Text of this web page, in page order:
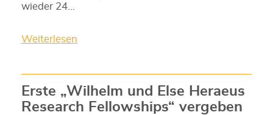
wieder 24…
Weiterlesen
Erste „Wilhelm und Else Heraeus
Research Fellowships“ vergeben